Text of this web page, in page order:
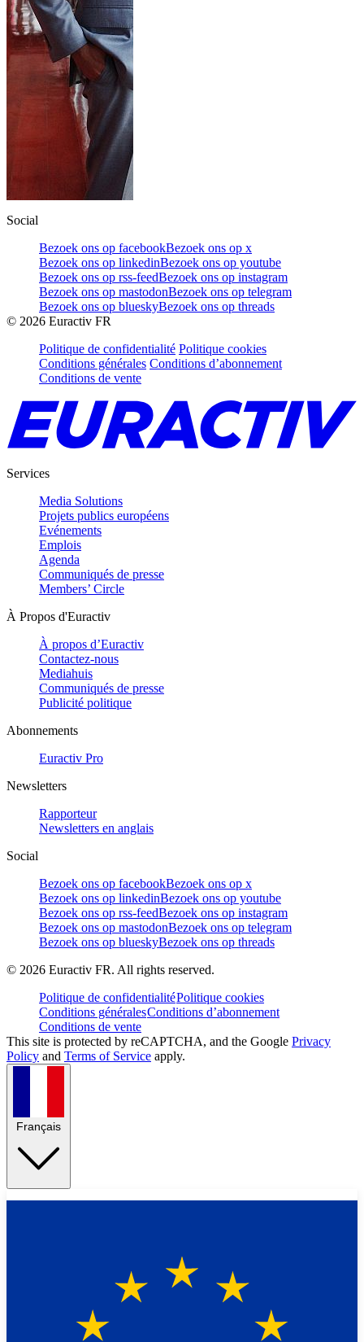
Social
Bezoek ons op facebookBezoek ons op x
Bezoek ons op linkedinBezoek ons op youtube
Bezoek ons op rss-feedBezoek ons op instagram
Bezoek ons op mastodonBezoek ons op telegram
Bezoek ons op blueskyBezoek ons op threads
© 2026 Euractiv FR
Politique de confidentialité Politique cookies
Conditions générales Conditions d’abonnement
Conditions de vente
Services
Media Solutions
Projets publics européens
Evénements
Emplois
Agenda
Communiqués de presse
Members’ Circle
À Propos d'Euractiv
À propos d’Euractiv
Contactez-nous
Mediahuis
Communiqués de presse
Publicité politique
Abonnements
Euractiv Pro
Newsletters
Rapporteur
Newsletters en anglais
Social
Bezoek ons op facebookBezoek ons op x
Bezoek ons op linkedinBezoek ons op youtube
Bezoek ons op rss-feedBezoek ons op instagram
Bezoek ons op mastodonBezoek ons op telegram
Bezoek ons op blueskyBezoek ons op threads
© 2026 Euractiv FR. All rights reserved.
Politique de confidentialitéPolitique cookies
Conditions généralesConditions d’abonnement
Conditions de vente
This site is protected by reCAPTCHA, and the Google Privacy
Policy and Terms of Service apply.
Français